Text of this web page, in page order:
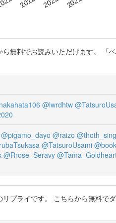
無料でお読みいただけます。 「
@lwrdhtw
@pigamo_dayo @raizo
@TatsuroUsami
@Rrose_Seravy
プライです。 こちらから無料で